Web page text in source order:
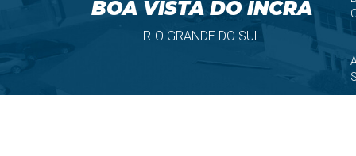
BOA VISTA DO INCRA
RIO GRANDE DO SUL